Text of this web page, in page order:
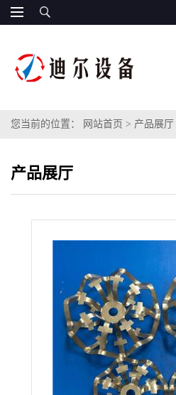
您当前的位置： 网站首页 > 产品展厅
合金花环
产品展厅